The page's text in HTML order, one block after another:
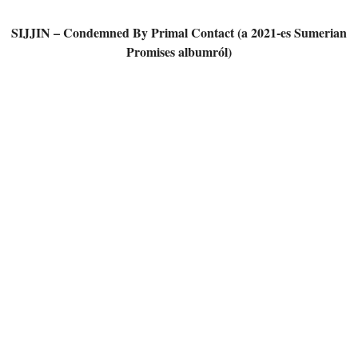
SIJJIN – Condemned By Primal Contact (a 2021-es Sumerian
Promises albumról)